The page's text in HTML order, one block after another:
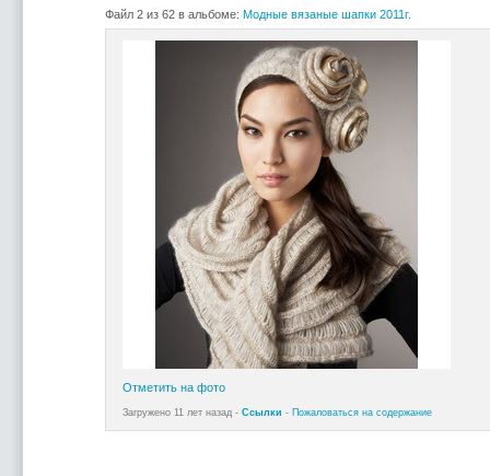
Файл 2 из 62 в альбоме: Модные вязаные шапки 2011г.
Отметить на фото
Загружено 11 лет назад - Ссылки - Пожаловаться на содержание